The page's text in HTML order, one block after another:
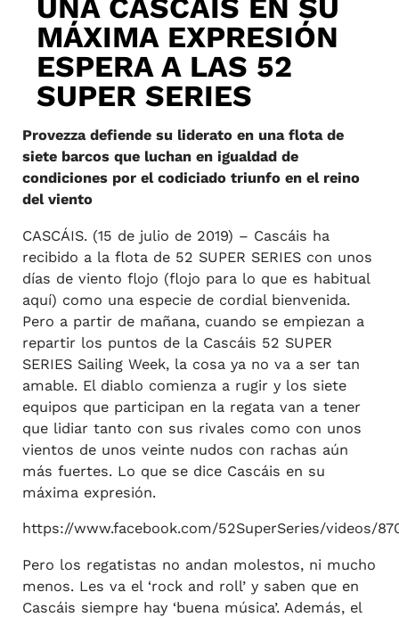
UNA CASCÁIS EN SU
MÁXIMA EXPRESIÓN
ESPERA A LAS 52
SUPER SERIES
Provezza defiende su liderato en una flota de
siete barcos que luchan en igualdad de
condiciones por el codiciado triunfo en el reino
del viento
CASCÁIS. (15 de julio de 2019) – Cascáis ha
recibido a la flota de 52 SUPER SERIES con unos
días de viento flojo (flojo para lo que es habitual
aquí) como una especie de cordial bienvenida.
Pero a partir de mañana, cuando se empiezan a
repartir los puntos de la Cascáis 52 SUPER
SERIES Sailing Week, la cosa ya no va a ser tan
amable. El diablo comienza a rugir y los siete
equipos que participan en la regata van a tener
que lidiar tanto con sus rivales como con unos
vientos de unos veinte nudos con rachas aún
más fuertes. Lo que se dice Cascáis en su
máxima expresión.
https://www.facebook.com/52SuperSeries/videos/
Pero los regatistas no andan molestos, ni mucho
menos. Les va el ‘rock and roll’ y saben que en
Cascáis siempre hay ‘buena música’. Además, el